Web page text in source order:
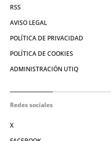
RSS
AVISO LEGAL
POLÍTICA DE PRIVACIDAD
POLÍTICA DE COOKIES
ADMINISTRACIÓN UTIQ
Redes sociales
X